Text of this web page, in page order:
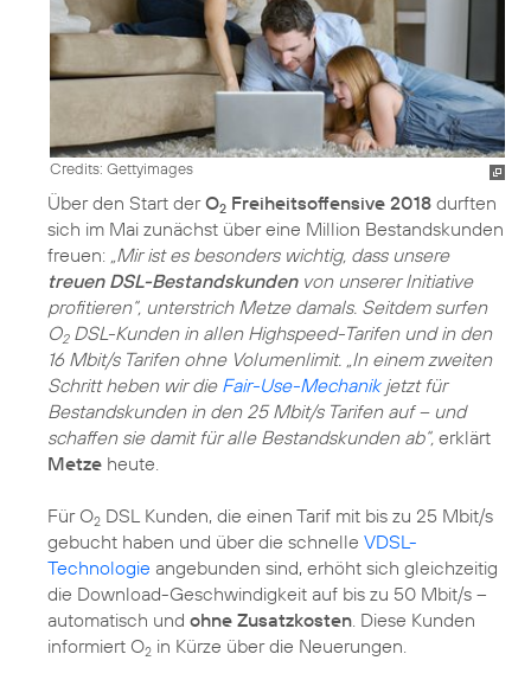
Credits: Gettyimages
Über den Start derO2 Freiheitsoffensive 2018 durften
sich im Mai zunächst über eine Million Bestandskunden
freuen: „Mir ist es besonders wichtig, dass unsere
treuen DSL-Bestandskundenvon unserer Initiative
profitieren“, unterstrich Metze damals. Seitdem surfen
O2DSL-Kunden in allen Highspeed-Tarifen und in den
16 Mbit/s Tarifen ohne Volumenlimit. „In einem zweiten
Schritt heben wir die Fair-Use-Mechanikjetzt für
Bestandskunden in den 25 Mbit/s Tarifen auf – und
schaffen sie damit für alle Bestandskunden ab“, erklärt
Metze heute.
Für O2 DSL Kunden, die einen Tarif mit bis zu 25 Mbit/s
gebucht haben und über die schnelle VDSL-
Technologie angebunden sind, erhöht sich gleichzeitig
die Download-Geschwindigkeit auf bis zu 50 Mbit/s –
automatisch und ohne Zusatzkosten. Diese Kunden
informiert O2 in Kürze über die Neuerungen.